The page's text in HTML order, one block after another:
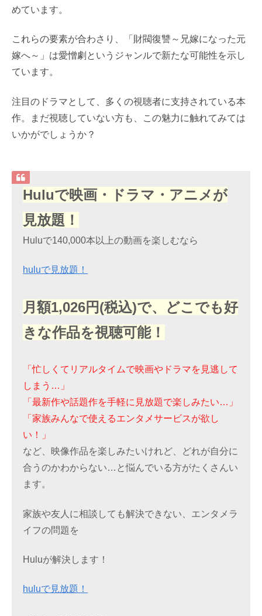
めています。
これらの要素が合わさり、「財閥復讐～兄嫁になった元
嫁へ～」は愛憎劇というジャンルで新たな可能性を示し
ています。
注目のドラマとして、多くの視聴者に支持されている本
作。まだ視聴していない方も、この魅力に触れてみては
いかがでしょうか？
Huluで映画・ドラマ・アニメが
見放題！
Huluで140,000本以上の動画を楽しむなら
huluで見放題！
月額1,026円(税込)で、どこでも好
きな作品を視聴可能！
「忙しくてリアルタイムで映画やドラマを見逃して
しまう…」
「最新作や話題作を手軽に見放題で楽しみたい…」
「家族みんなで使えるエンタメサービスが欲し
い！」
など、映像作品を楽しみたいけれど、どれが自分に
合うのかわからない…と悩んでいる方がたくさんい
ます。
家族や友人に相談しても解決できない、エンタメラ
イフの問題を
Huluが解決します！
huluで見放題！